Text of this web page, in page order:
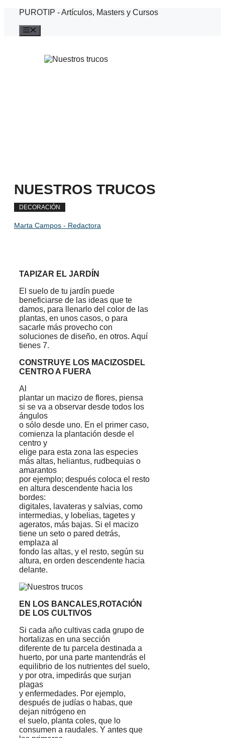
Saltar
contenido
PUROTIP - Artículos, Masters y Cursos
NUESTROS TRUCOS
DECORACIÓN
Marta Campos - Redactora
TAPIZAR EL JARDÍN
El suelo de tu jardín puede
beneficiarse de las ideas que te
damos, para llenarlo del color de las
plantas, en unos casos, o para
sacarle más provecho con
soluciones de diseño, en otros. Aquí
tienes 7.
CONSTRUYE LOS MACIZOSDEL
CENTRO A FUERA
Al
plantar un macizo de flores, piensa
si se va a observar desde todos los
ángulos
o sólo desde uno. En el primer caso,
comienza la plantación desde el
centro y
elige para esta zona las especies
más altas, heliantus, rudbequias o
amarantos
por ejemplo; después coloca el resto
en altura descendente hacia los
bordes:
digitales, lavateras y salvias, como
intermedias, y lobelias, tagetes y
ageratos, más bajas. Si el macizo
tiene un seto o pared detrás,
emplaza al
fondo las altas, y el resto, según su
altura, en orden descendente hacia
delante.
EN LOS BANCALES,ROTACIÓN
DE LOS CULTIVOS
Si cada año cultivas cada grupo de
hortalizas en una sección
diferente de tu parcela destinada a
huerto, por una parte mantendrás el
equilibrio de los nutrientes del suelo,
y por otra, impedirás que surjan
plagas
y enfermedades. Por ejemplo,
después de judías o habas, que
dejan nitrógeno en
el suelo, planta coles, que lo
consumen a raudales. Y antes que